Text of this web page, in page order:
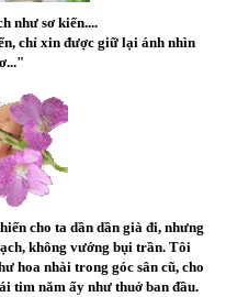
như sơ kiến....
chỉ xin được giữ lại ánh nhìn
cho ta dần dần già đi, nhưng
không vướng bụi trần. Tôi
hoa nhài trong góc sân cũ, cho
tim năm ấy như thuở ban đầu.